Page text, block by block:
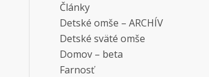
Články
Detské omše – ARCHÍV
Detské sväté omše
Domov – beta
Farnosť